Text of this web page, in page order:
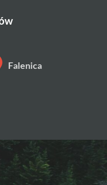
Falenica